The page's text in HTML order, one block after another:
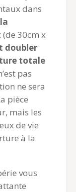
dans
(de 30cm x
doubler
totale
pas
ne sera
pièce
mais les
de vie
à la
vous